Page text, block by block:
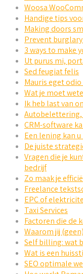
Woosa
Handige tips
Making doors
Prevent
3 ways to make
Ut purus mi,
Sed feugiat felis
Mauris eget
Wat je moet
Ik heb last van
CRM-software
Een lening kan
De juiste
Vragen die je
bedrijf
Zo maak je
Freelance
EPC of
Taxi Services
Factoren die de
Waarom jij
Self billing: wat
Wat is een
SEO optimale